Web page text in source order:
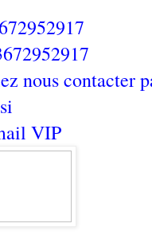
nous contacter
VIP